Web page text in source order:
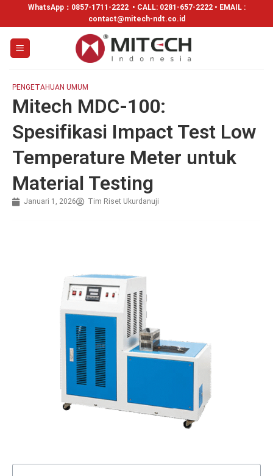
WhatsApp： 0857-1711-2222 • CALL: 0281-657-2222 • EMAIL :
contact@mitech-ndt.co.id
PENGETAHUAN UMUM
Mitech MDC-100:
Spesifikasi Impact Test Low
Temperature Meter untuk
Material Testing
Januari 1, 2026 Tim Riset Ukurdanuji